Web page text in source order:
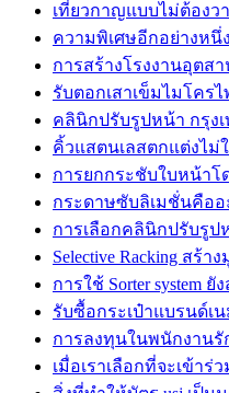
เที่ยวกาญแบบไม่ต้องว
ความพิเศษอีกอย่างหนึ่
การสร้างโรงงานอุตส
รับตอกเสาเข็มไมโคร
คลินิกปรับรูปหน้า กรุง
คิ้วแสตนเลสตกแต่งไม่
การยกกระชับใบหน้า
กระดาษซับลิเมชั่นคือ
การเลือกคลินิกปรับรูป
Selective Racking สร้
การใช้ Sorter system
รับซื้อกระเป๋าแบรนด์
การลงทุนในพนักงาน
เมื่อเราเลือกที่จะเข้าร่